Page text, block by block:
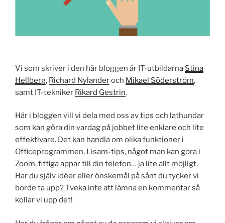
Vi som skriver i den här bloggen är IT-utbildarna Stina
Hellberg, Richard Nylanderoch Mikael Söderström,
samt IT-tekniker Rikard Gestrin.
Här i bloggen vill vi dela med oss av tips och lathundar
som kan göra din vardag på jobbet lite enklare och lite
effektivare. Det kan handla om olika funktioner i
Officeprogrammen, Lisam-tips, något man kan göra i
Zoom, fiffiga appar till din telefon… ja lite allt möjligt.
Har du själv idéer eller önskemål på sånt du tycker vi
borde ta upp? Tveka inte att lämna en kommentar så
kollar vi upp det!